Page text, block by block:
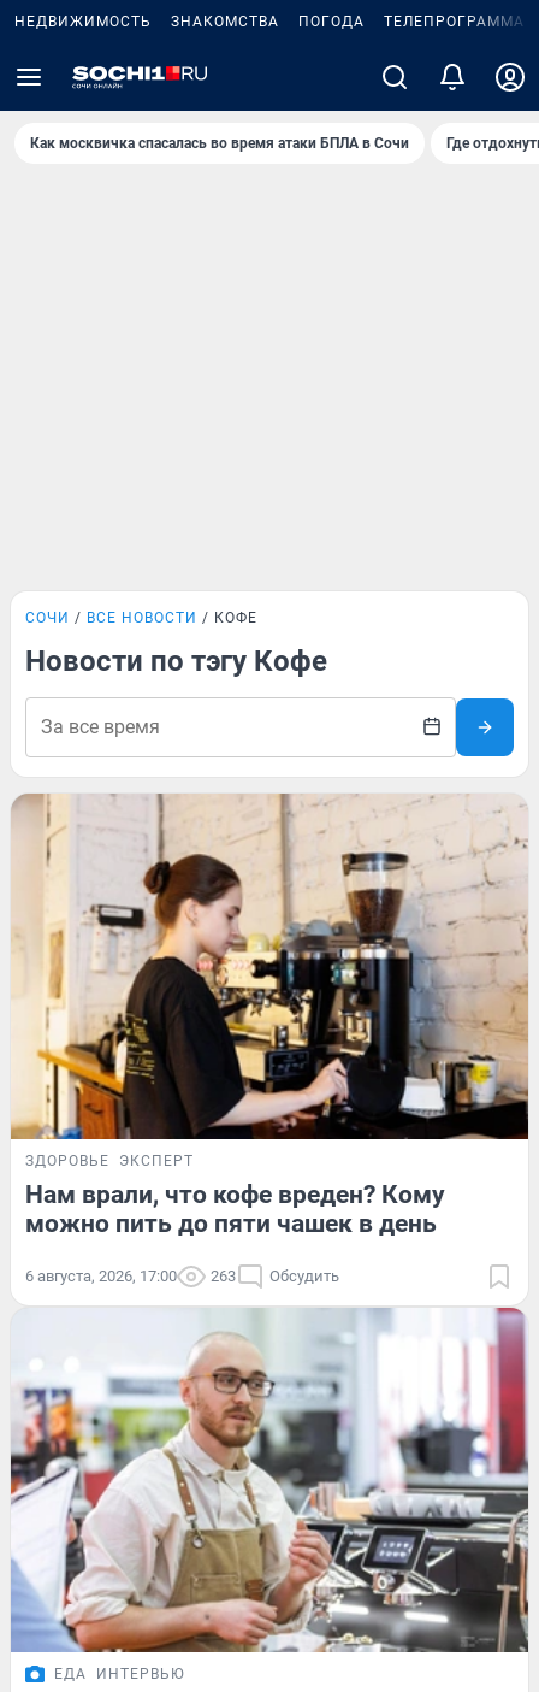
НЕДВИЖИМОСТЬ ЗНАКОМСТВА ПОГОДА ТЕЛЕПРОГРАММА
Как москвичка спасалась во время атаки БПЛА в Сочи Где
СОЧИ ВСЕ НОВОСТИ КОФЕ
Новости по тэгу Кофе
ЗДОРОВЬЕ ЭКСПЕРТ
Нам врали, что кофе вреден? Кому
можно пить до пяти чашек в день
6 августа, 2026, 17:00 263 Обсудить
ЕДА ИНТЕРВЬЮ